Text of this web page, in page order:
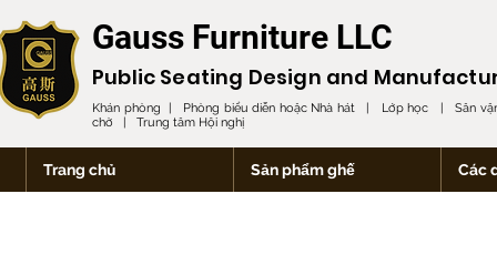
Gauss Furniture LLC
Public Seating Design and
Khán phòng | Phòng biểu diễn hoặc Nhà hát | Lớp học | Sân
chờ | Trung tâm Hội nghị
Trang chủ Sản phẩm ghế Các